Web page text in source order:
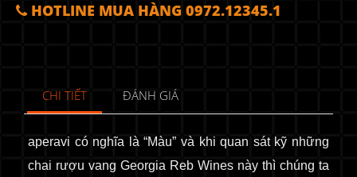
HOTLINE MUA HÀNG 0972.12345.1
CHI TIẾT ĐÁNH GIÁ
aperavi có nghĩa là “Màu” và khi quan sát kỹ những
chai rượu vang Georgia Reb Wines này thì chúng ta